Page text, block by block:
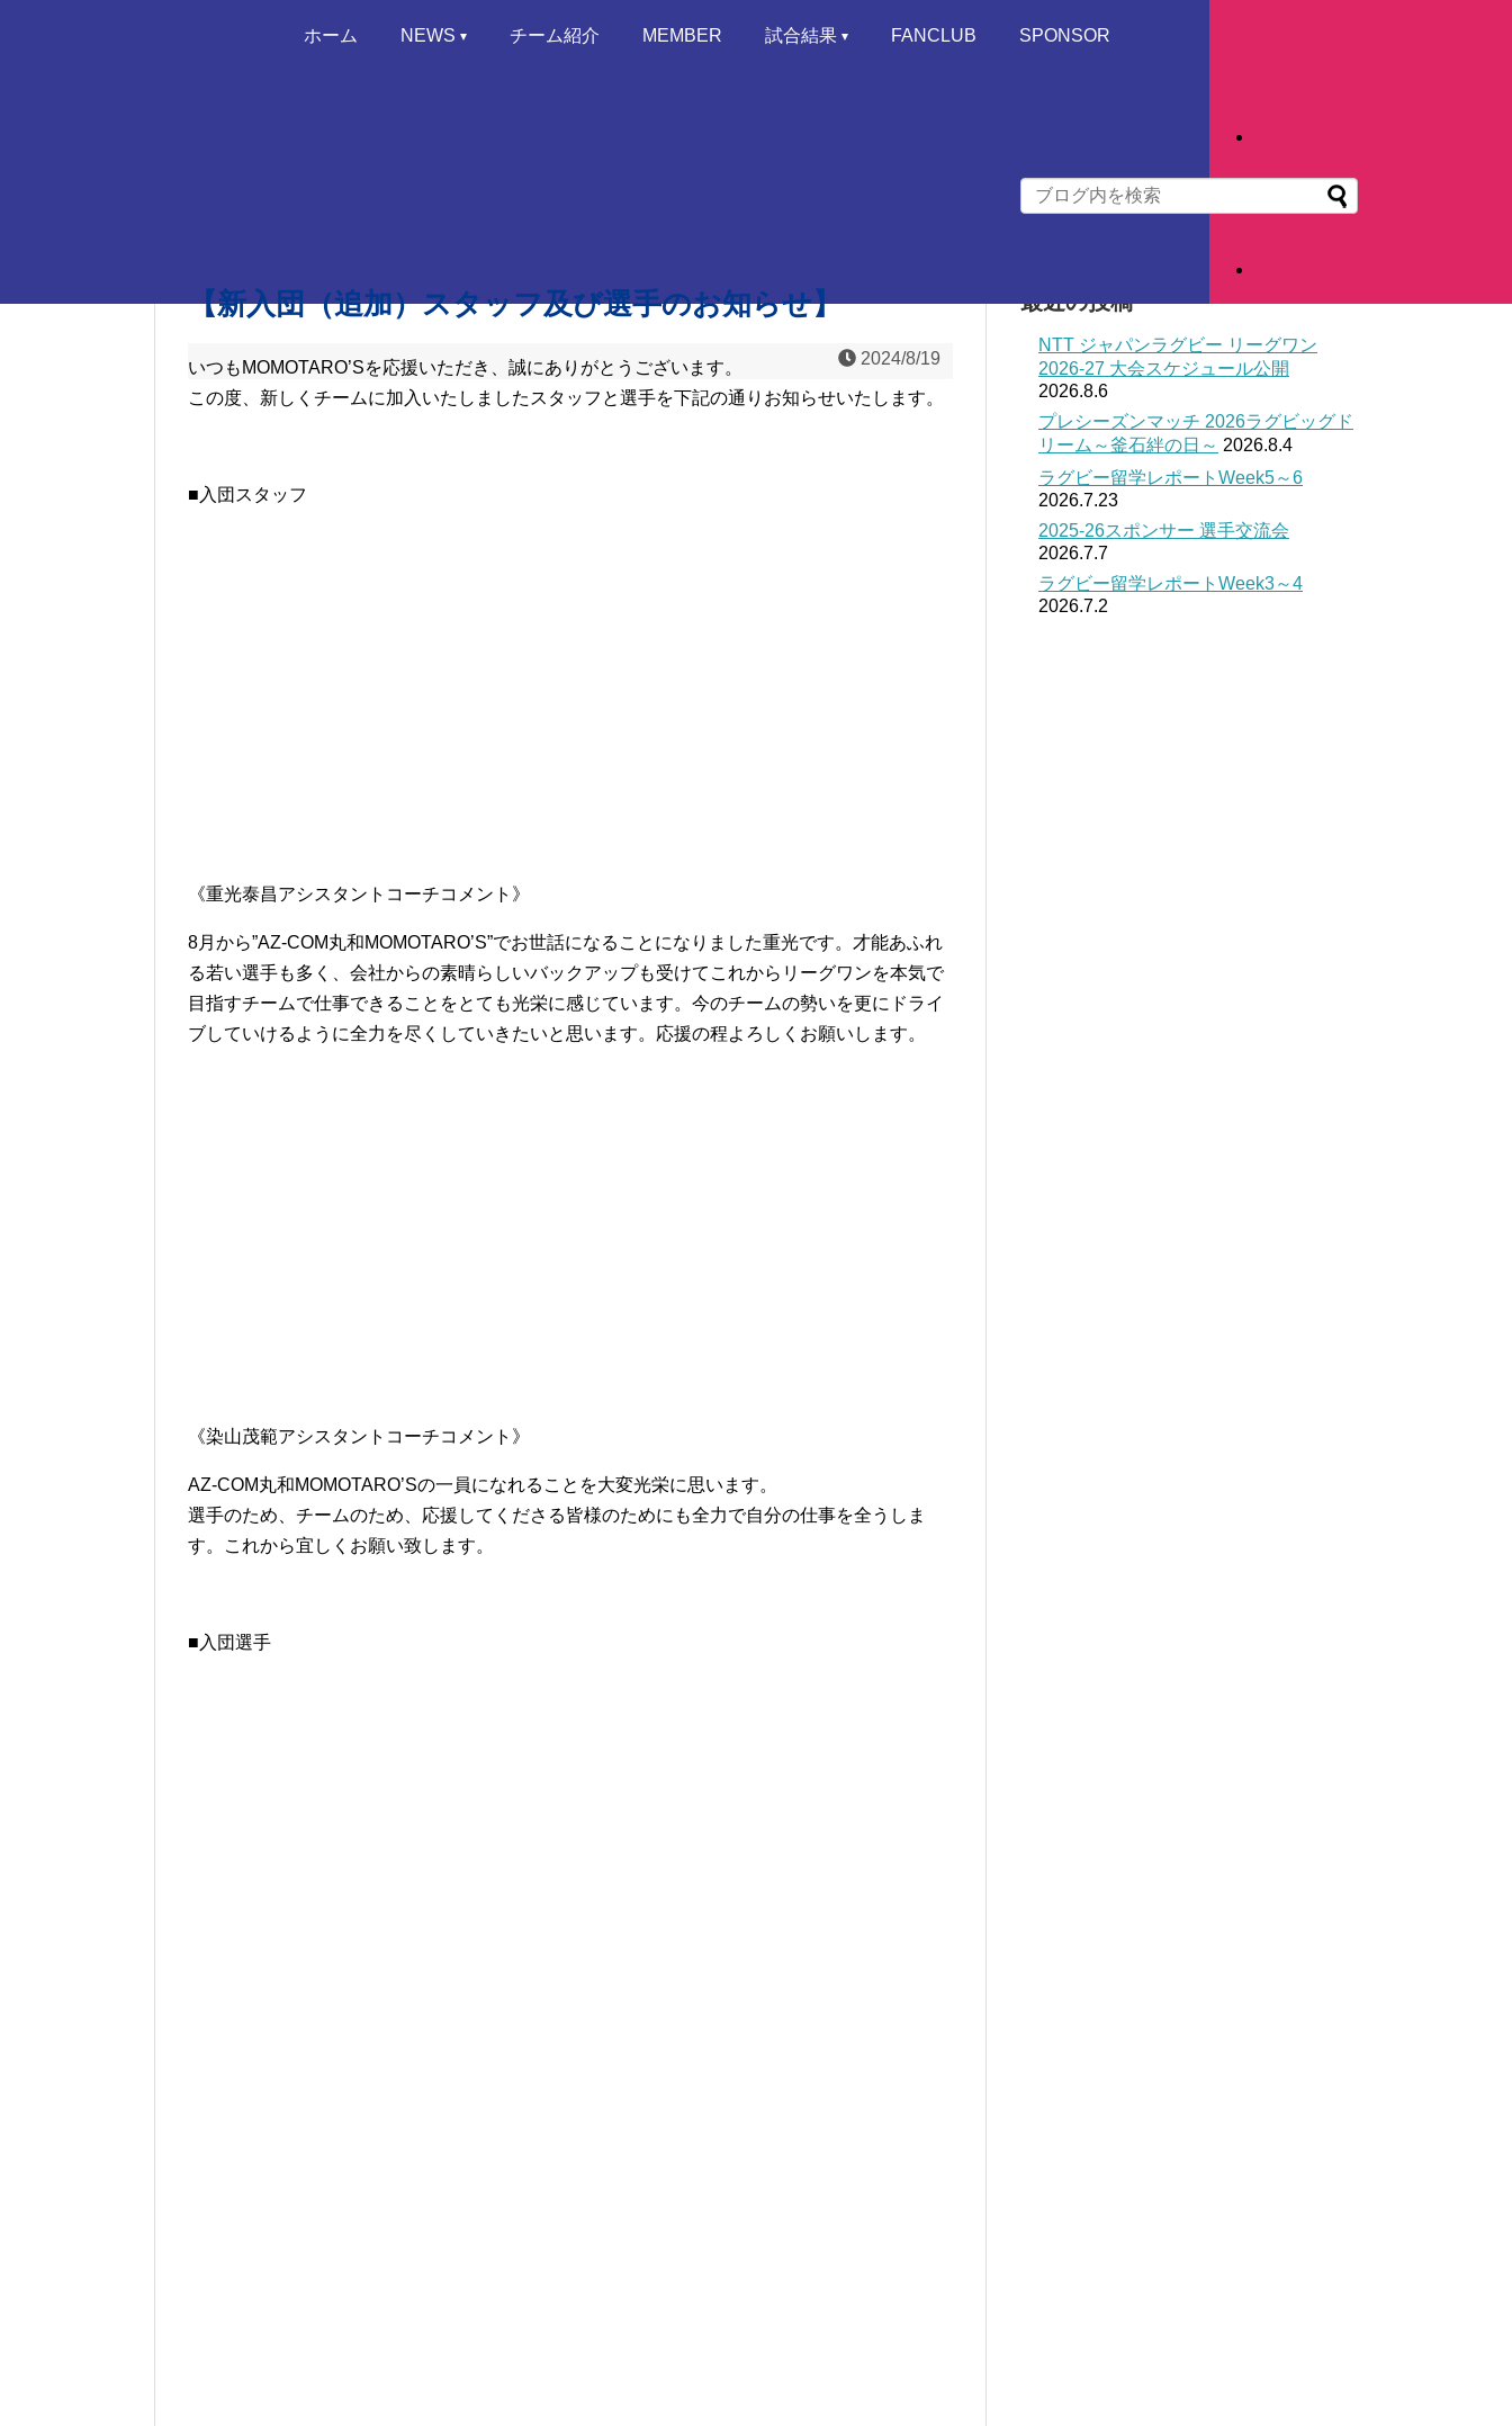
ホーム NEWS チーム紹介 MEMBER 試合結果 FANCLUB SPONSOR
【新入団（追加）スタッフ及び選手のお知らせ】
2024/8/19
いつもMOMOTARO’Sを応援いただき、誠にありがとうございます。
この度、新しくチームに加入いたしましたスタッフと選手を下記の通りお知らせいたします。
■入団スタッフ
《重光泰昌アシスタントコーチコメント》
8月から”AZ-COM丸和MOMOTARO’S”でお世話になることになりました重光です。 才能あふれ
る若い選手も多く、会社からの素晴らしいバックアップも受けてこれからリーグワンを本気で
目指すチームで仕事できることをとても光栄に感じています。今のチームの勢いを更にドライ
ブしていけるように全力を尽くしていきたいと思います。応援の程よろしくお願いします。
《染山茂範アシスタントコーチコメント》
AZ-COM丸和MOMOTARO’Sの一員になれることを大変光栄に思います。
選手のため、チームのため、応援してくださる皆様のためにも全力で自分の仕事を全うしま
す。
これから宜しくお願い致します。
■入団選手
最近の投稿
NTT ジャパンラグビー リーグワン
2026-27 大会スケジュール公開
2026.8.6
プレシーズンマッチ 2026ラグビッグド
リーム～釜石絆の日～ 2026.8.4
ラグビー留学レポートWeek5～6
2026.7.23
2025-26スポンサー 選手交流会
2026.7.7
ラグビー留学レポートWeek3～4
2026.7.2